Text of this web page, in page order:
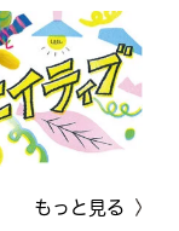
もっと見る